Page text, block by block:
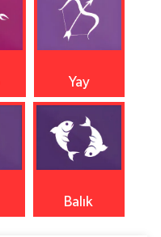
Yay
Balık